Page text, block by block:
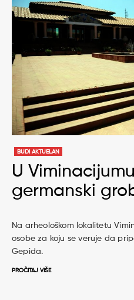
BUDI AKTUELAN
U
germanski
Na arheološkom lokalitetu
osobe za koju se veruje da
Gepida.
PROČITAJ VIŠE